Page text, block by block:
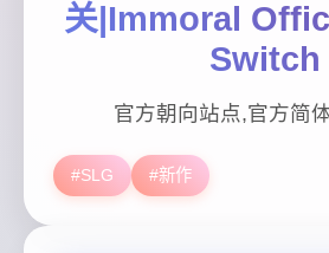
关|Immoral
Switch
官方朝向站点,官方简
#SLG #新作